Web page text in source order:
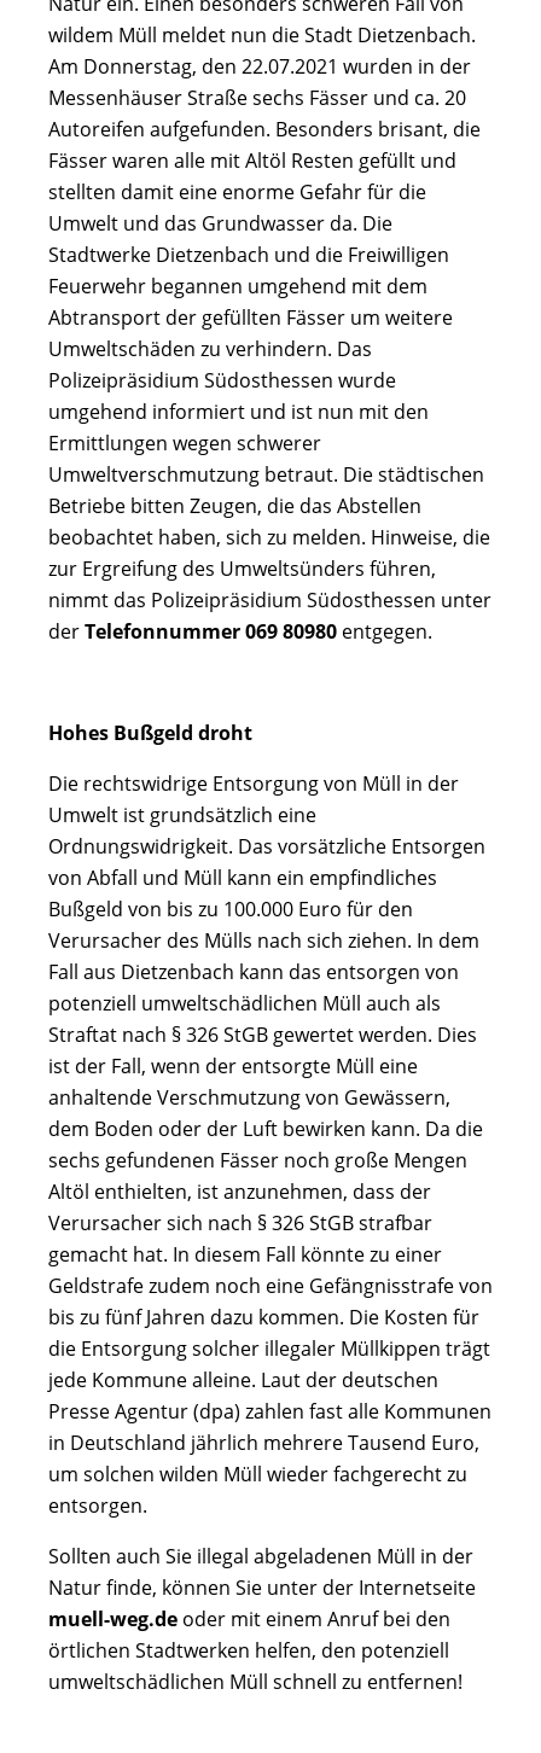
wildem Müll meldet nun die Stadt Dietzenbach.
Am Donnerstag, den 22.07.2021 wurden in der
Messenhäuser Straße sechs Fässer und ca. 20
Autoreifen aufgefunden. Besonders brisant, die
Fässer waren alle mit Altöl Resten gefüllt und
stellten damit eine enorme Gefahr für die
Umwelt und das Grundwasser da. Die
Stadtwerke Dietzenbach und die Freiwilligen
Feuerwehr begannen umgehend mit dem
Abtransport der gefüllten Fässer um weitere
Umweltschäden zu verhindern. Das
Polizeipräsidium Südosthessen wurde
umgehend informiert und ist nun mit den
Ermittlungen wegen schwerer
Umweltverschmutzung betraut. Die städtischen
Betriebe bitten Zeugen, die das Abstellen
beobachtet haben, sich zu melden. Hinweise, die
zur Ergreifung des Umweltsünders führen,
nimmt das Polizeipräsidium Südosthessen unter
derTelefonnummer 069 80980 entgegen.
Hohes Bußgeld droht
Die rechtswidrige Entsorgung von Müll in der
Umwelt ist grundsätzlich eine
Ordnungswidrigkeit. Das vorsätzliche Entsorgen
von Abfall und Müll kann ein empfindliches
Bußgeld von bis zu 100.000 Euro für den
Verursacher des Mülls nach sich ziehen. In dem
Fall aus Dietzenbach kann das entsorgen von
potenziell umweltschädlichen Müll auch als
Straftat nach § 326 StGB gewertet werden. Dies
ist der Fall, wenn der entsorgte Müll eine
anhaltende Verschmutzung von Gewässern,
dem Boden oder der Luft bewirken kann. Da die
sechs gefundenen Fässer noch große Mengen
Altöl enthielten, ist anzunehmen, dass der
Verursacher sich nach § 326 StGB strafbar
gemacht hat. In diesem Fall könnte zu einer
Geldstrafe zudem noch eine Gefängnisstrafe von
bis zu fünf Jahren dazu kommen. Die Kosten für
die Entsorgung solcher illegaler Müllkippen trägt
jede Kommune alleine. Laut der deutschen
Presse Agentur (dpa) zahlen fast alle Kommunen
in Deutschland jährlich mehrere Tausend Euro,
um solchen wilden Müll wieder fachgerecht zu
entsorgen.
Sollten auch Sie illegal abgeladenen Müll in der
Natur finde, können Sie unter der Internetseite
muell-weg.de oder mit einem Anruf bei den
örtlichen Stadtwerken helfen, den potenziell
umweltschädlichen Müll schnell zu entfernen!